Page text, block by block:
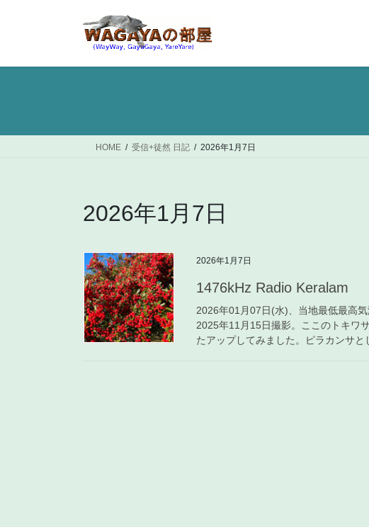
HOME 受信+徒然 日記 2026年1月7日
2026年1月7日
2026年1月7日
1476kHz Radio Keralam
2026年01月07日(水)、当地最低最高
2025年11月15日撮影。ここのトキワ
たアップしてみました。ピラカンサ